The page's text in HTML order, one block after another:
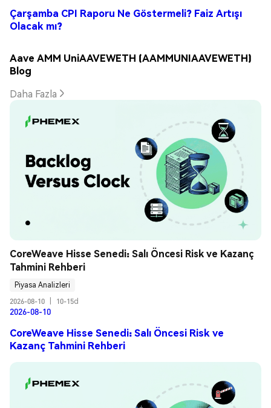
Çarşamba CPI Raporu Ne Göstermeli? Faiz Artışı
Olacak mı?
Aave AMM UniAAVEWETH (AAMMUNIAAVEWETH)
Blog
Daha Fazla
CoreWeave Hisse Senedi: Salı Öncesi Risk ve Kazanç
Tahmini Rehberi
Piyasa Analizleri
2026-08-10
10-15d
2026-08-10
CoreWeave Hisse Senedi: Salı Öncesi Risk ve
Kazanç Tahmini Rehberi